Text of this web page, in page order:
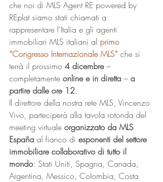
che noi di MLS Agent RE powered by
REplat siamo stati chiamati a
rappresentare l’Italia e gli agenti
immobiliari MLS italiani al primo
“Congresso Internazionale MLS” che si
terrà il prossimo 4 dicembre –
completamente online e in diretta – a
partire dalle ore 12.
Il direttore della nostra rete MLS, Vincenzo
Vivo, parteciperà alla tavola rotonda del
meeting virtuale organizzato da MLS
España al fianco di esponenti del settore
immobiliare collaborativo di tutto il
mondo: Stati Uniti, Spagna, Canada,
Argentina, Messico, Colombia, Costa